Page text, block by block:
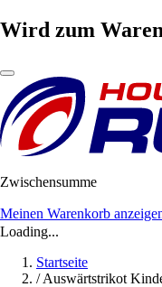
Wird zum
Zwischensumme
Meinen Warenkorb
Loading...
Startseite
/ Auswärtstrikot